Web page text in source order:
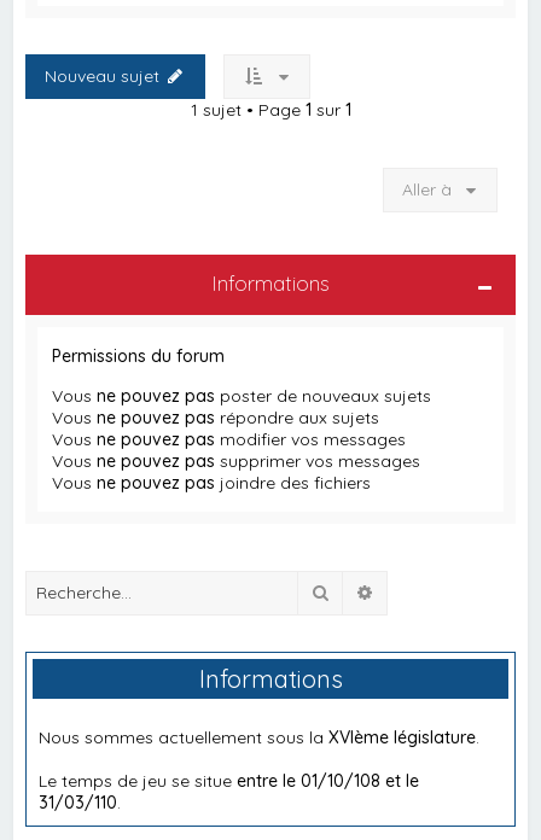
Nouveau sujet
1 sujet • Page 1 sur 1
Aller à
Informations
Permissions du forum
Vousne pouvez pas poster de nouveaux sujets
Vousne pouvez pas répondre aux sujets
Vousne pouvez pas modifier vos messages
Vousne pouvez pas supprimer vos messages
Vousne pouvez pas joindre des fichiers
Rechercher
Informations
Nous sommes actuellement sous laXVIème législature
Le temps de jeu se situeentre le 01/10/108 et le
31/03/110